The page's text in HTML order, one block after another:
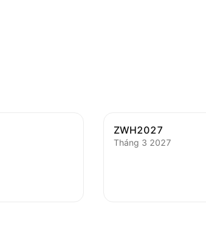
ZWH2027
Tháng 3 2027